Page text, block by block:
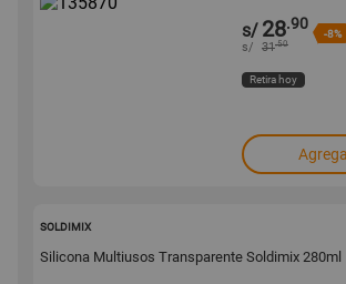
s/ 28.90
-8%
s/ 31.50
Retira hoy
SOLDIMIX
Silicona Multiusos Transparente Soldimix 280ml